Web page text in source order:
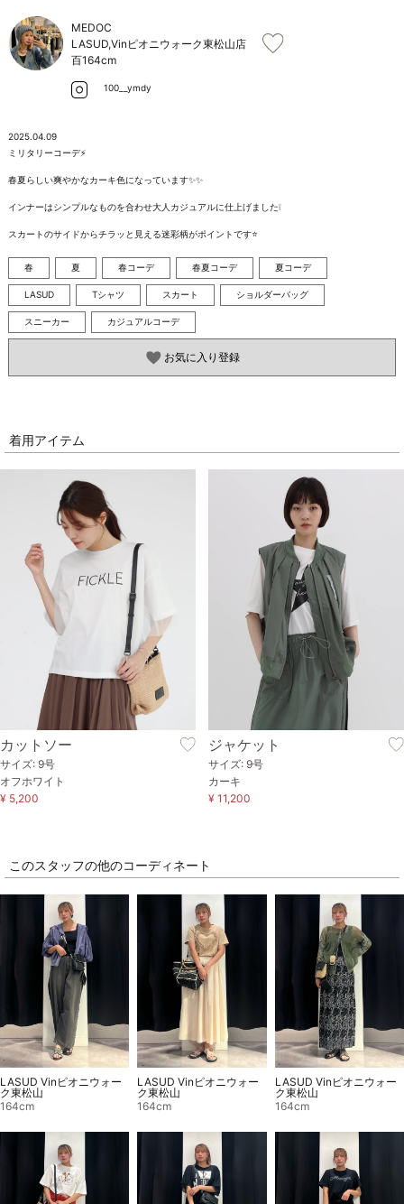
MEDOC
LASUD,Vinピオニウォーク東松山店
百164cm
100__ymdy
2025.04.09
ミリタリーコーデ⚡️
春夏らしい爽やかなカーキ色になっています✨️✨️
インナーはシンプルなものを合わせ大人カジュアルに仕上げました❕
スカートのサイドからチラッと見える迷彩柄がポイントです⭐️
春 夏 春コーデ 春夏コーデ 夏コーデ
LASUD Tシャツ スカート ショルダーバッグ
スニーカー カジュアルコーデ
お気に入り登録
着用アイテム
カットソー
サイズ: 9号
オフホワイト
¥ 5,200
ジャケット
サイズ: 9号
カーキ
¥ 11,200
このスタッフの他のコーディネート
LASUD Vinピオニウォー
ク東松山
164cm
LASUD Vinピオニウォー
ク東松山
164cm
LASUD Vinピオニウォー
ク東松山
164cm